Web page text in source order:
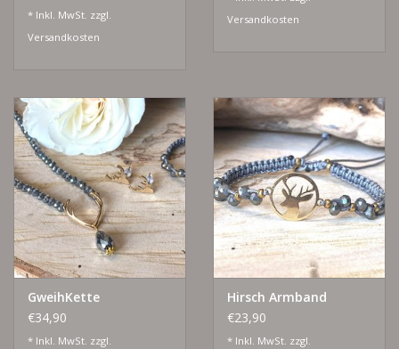
* Inkl. MwSt. zzgl.
Versandkosten
Versandkosten
GweihKette
€34,90
* Inkl. MwSt. zzgl.
Hirsch Armband
€23,90
* Inkl. MwSt. zzgl.